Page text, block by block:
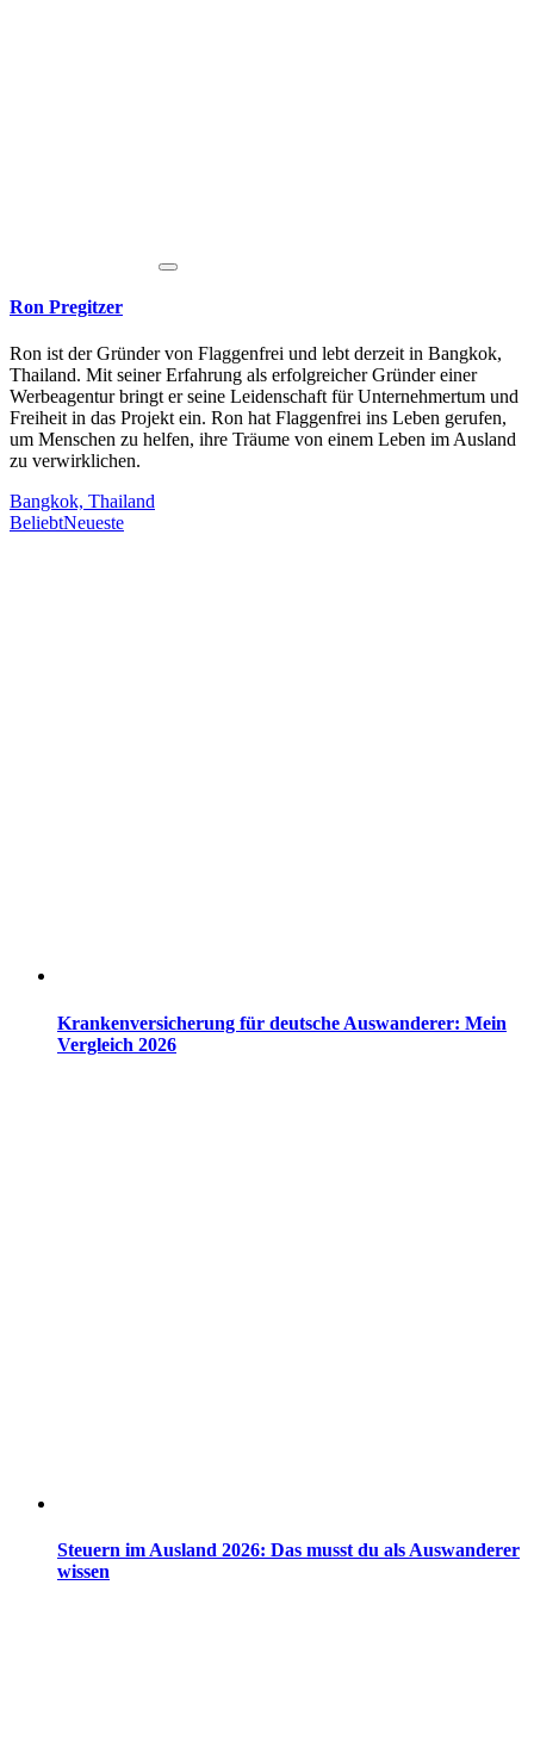
Ron Pregitzer
Ron ist der Gründer von Flaggenfrei und lebt derzeit in Bangkok,
Thailand. Mit seiner Erfahrung als erfolgreicher Gründer einer
Werbeagentur bringt er seine Leidenschaft für Unternehmertum und
Freiheit in das Projekt ein. Ron hat Flaggenfrei ins Leben gerufen,
um Menschen zu helfen, ihre Träume von einem Leben im Ausland
zu verwirklichen.
Bangkok, Thailand
BeliebtNeueste
Krankenversicherung für deutsche Auswanderer: Mein
Vergleich 2026
Steuern im Ausland 2026: Das musst du als Auswanderer
wissen